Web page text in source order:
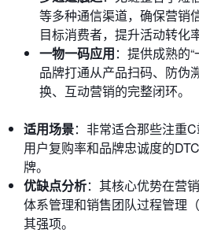
等多种通信渠道，确保营销
目标消费者，提升活动转化率
一物一码应用：提供成熟的
品牌打通从产品扫码、防伪
换、互动营销的完整闭环。
适用场景：非常适合那些注重
用户复购率和品牌忠诚度的
牌。
优缺点分析：其核心优势在营
体系管理和销售团队过程管理
其强项。